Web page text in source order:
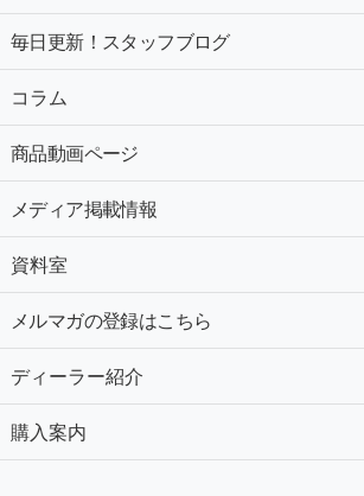
毎日更新！スタッフブログ
コラム
商品動画ページ
メディア掲載情報
資料室
メルマガの登録はこちら
ディーラー紹介
購入案内